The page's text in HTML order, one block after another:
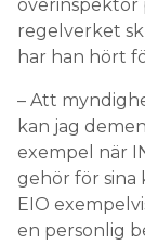
överinspektör
regelverket
har han hört
– Att
kan jag
exempel när
gehör för sina
EIO
en personlig